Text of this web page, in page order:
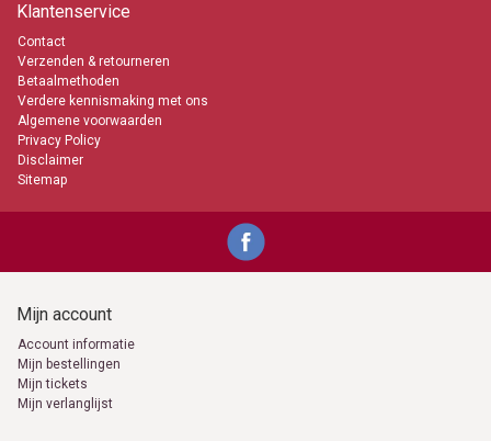
Klantenservice
Contact
Verzenden & retourneren
Betaalmethoden
Verdere kennismaking met ons
Algemene voorwaarden
Privacy Policy
Disclaimer
Sitemap
Mijn account
Account informatie
Mijn bestellingen
Mijn tickets
Mijn verlanglijst